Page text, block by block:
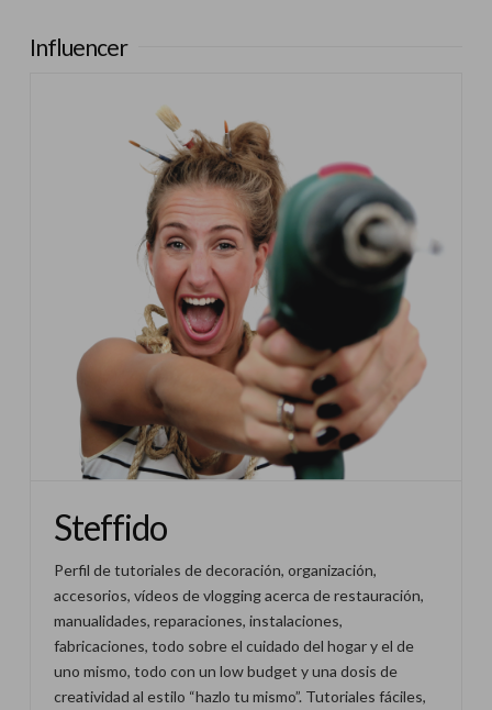
Influencer
Steffido
Perfil de tutoriales de decoración, organización,
accesorios, vídeos de vlogging acerca de restauración,
manualidades, reparaciones, instalaciones,
fabricaciones, todo sobre el cuidado del hogar y el de
uno mismo, todo con un low budget y una dosis de
creatividad al estilo “hazlo tu mismo”. Tutoriales fáciles,